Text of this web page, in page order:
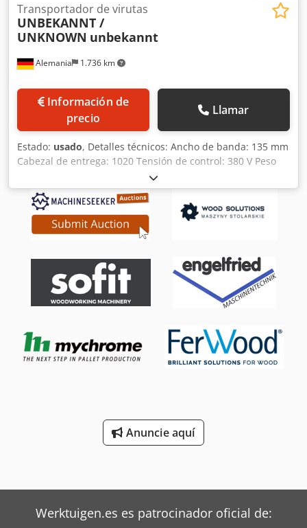
Alemania 1.736 km
Transportador de virutas
UNBEKANNT /
UNKNOWN unbekannt
Información de
precio
Llamar
Estado: usado, Detalles técnicos: Ancho de banda: 135 mm
Cabezal de entrega: 1020 Tensión de control: 380 V Peso
de la máquina aprox.: 165 kg Dimensiones de la máquina
aprox. LxAnxAl: 3,3 x 0,5 x 1,5 m Dkedpou Nuqusfx Af Ter
Cinta transportadora rascadora de chapa de acero Otros
detalles técnicos: -Altura del perfil (B1) 160mm -Anchura
del perfil (F) 300 mm -Ancho de entrada de la viruta (F1)
Espacio libre inferior (I) 20 mm -Longitud de descarga (D)
200 mm -Altura de descarga sobre el suelo (C) 1020mm -
Ancho de descarga 200mm -Longitud de entrada/salida (A)
aprox. 2000mm -Altura de inserción (B) 180mm
rascadores giratorios en la descarga y en el lado
izquierdo/derecho de la viga de entrada *
Anuncie aquí
Werktuigen.es es patrocinador oficial de: